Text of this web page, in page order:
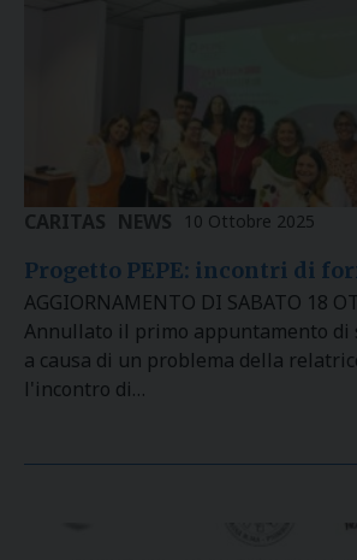
CARITAS NEWS 10 Ottobre 2025
Progetto PEPE: incontri di
AGGIORNAMENTO DI SABATO 18
Annullato il primo appuntamento di
a causa di un problema della
l'incontro di…